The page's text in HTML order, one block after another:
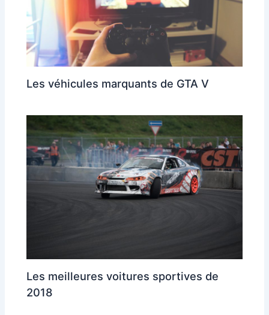
Les véhicules marquants de GTA V
Les meilleures voitures sportives de
2018